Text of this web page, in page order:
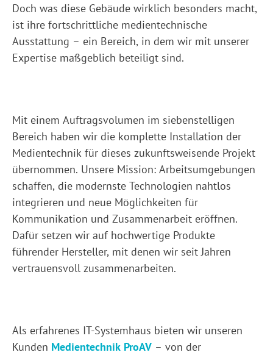
Doch was diese Gebäude wirklich besonders macht,
ist ihre fortschrittliche medientechnische
Ausstattung – ein Bereich, in dem wir mit unserer
Expertise maßgeblich beteiligt sind.
Mit einem Auftragsvolumen im siebenstelligen
Bereich haben wir die komplette Installation der
Medientechnik für dieses zukunftsweisende Projekt
übernommen. Unsere Mission: Arbeitsumgebungen
schaffen, die modernste Technologien nahtlos
integrieren und neue Möglichkeiten für
Kommunikation und Zusammenarbeit eröffnen.
Dafür setzen wir auf hochwertige Produkte
führender Hersteller, mit denen wir seit Jahren
vertrauensvoll zusammenarbeiten.
Als erfahrenes IT-Systemhaus bieten wir unseren
Kunden Medientechnik ProAV – von der